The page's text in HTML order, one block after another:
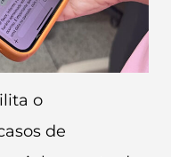
o
de